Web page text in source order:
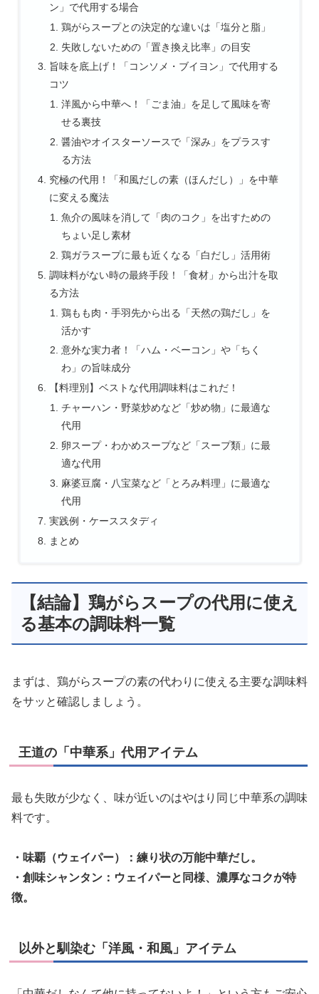
ン」で代用する場合
鶏がらスープとの決定的な違いは「塩分と脂」
失敗しないための「置き換え比率」の目安
旨味を底上げ！「コンソメ・ブイヨン」で代用する
コツ
洋風から中華へ！「ごま油」を足して風味を寄
せる裏技
醤油やオイスターソースで「深み」をプラスす
る方法
究極の代用！「和風だしの素（ほんだし）」を中華
に変える魔法
魚介の風味を消して「肉のコク」を出すための
ちょい足し素材
鶏ガラスープに最も近くなる「白だし」活用術
調味料がない時の最終手段！「食材」から出汁を取
る方法
鶏もも肉・手羽先から出る「天然の鶏だし」を
活かす
意外な実力者！「ハム・ベーコン」や「ちく
わ」の旨味成分
【料理別】ベストな代用調味料はこれだ！
チャーハン・野菜炒めなど「炒め物」に最適な
代用
卵スープ・わかめスープなど「スープ類」に最
適な代用
麻婆豆腐・八宝菜など「とろみ料理」に最適な
代用
実践例・ケーススタディ
まとめ
【結論】鶏がらスープの代用に使え
る基本の調味料一覧
まずは、鶏がらスープの素の代わりに使える主要な調味料
をサッと確認しましょう。
王道の「中華系」代用アイテム
最も失敗が少なく、味が近いのはやはり同じ中華系の調味
料です。
・味覇（ウェイパー）：練り状の万能中華だし。
・創味シャンタン：ウェイパーと同様、濃厚なコクが特
徴。
以外と馴染む「洋風・和風」アイテム